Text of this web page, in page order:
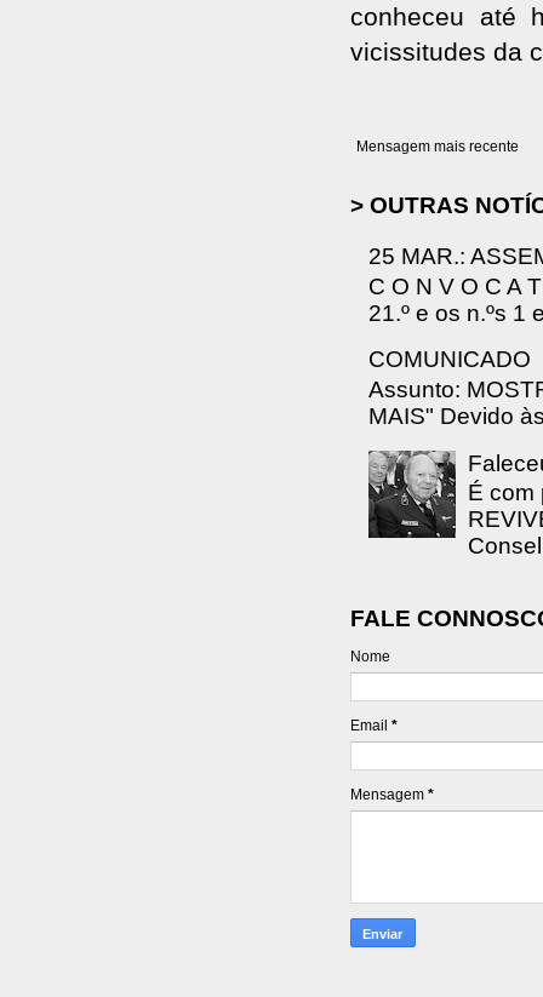
conheceu até
vicissitudes da
Mensagem mais recente
> OUTRAS
25 MAR.:
C O N V O C A
21.º e os n.ºs 1
COMUNICADO
Assunto:
MAIS" Devido
É com
FALE
Nome
Email *
Mensagem *